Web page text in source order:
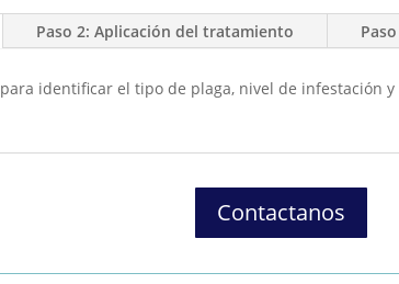
Paso 2: Aplicación del tratamiento
para identificar el tipo de plaga, nivel de infestación
Contactanos